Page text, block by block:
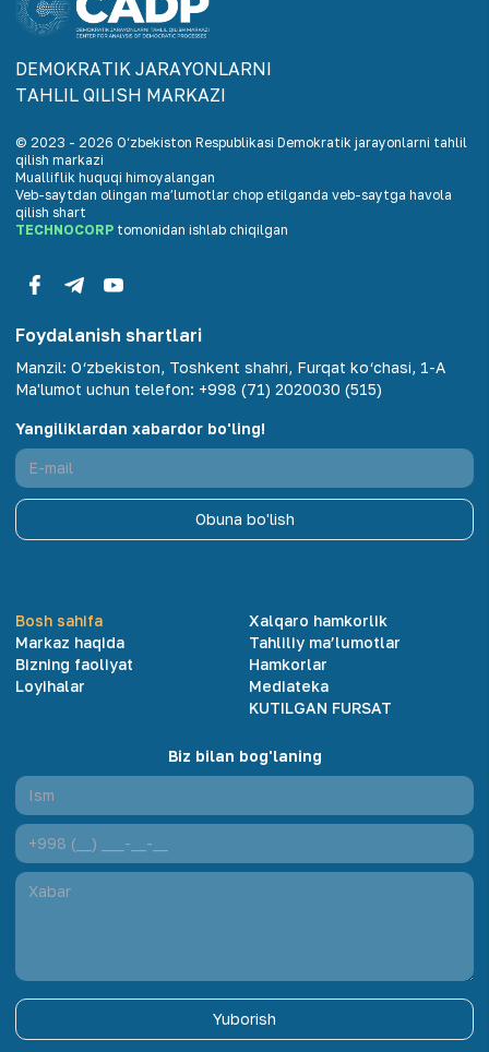
DEMOKRАTIK JАRАYONLАRNI
TАHLIL QILISH MАRKАZI
© 2023 - 2026 O‘zbekiston Respublikasi Demokratik jarayonlarni tahlil
qilish markazi
Mualliflik huquqi himoyalangan
Veb-saytdan olingan maʼlumotlar chop etilganda veb-saytga havola
qilish shart
TECHNOCORP tomonidan ishlab chiqilgan
Foydalanish shartlari
Manzil: O‘zbekiston, Toshkent shahri, Furqat ko‘chasi, 1-A
Ma'lumot uchun telefon: +998 (71) 2020030 (515)
Yangiliklardan xabardor bo'ling!
Obuna bo'lish
Bosh sahifa
Markaz haqida
Bizning faoliyat
Loyihalar
Xalqaro hamkorlik
Tahliliy ma’lumotlar
Hamkorlar
Mediateka
KUTILGAN FURSAT
Biz bilan bog'laning
Yuborish